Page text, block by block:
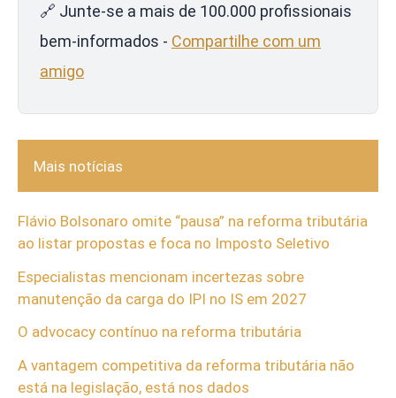
🔗 Junte-se a mais de 100.000 profissionais
bem-informados - Compartilhe com um
amigo
Mais notícias
Flávio Bolsonaro omite “pausa” na reforma tributária
ao listar propostas e foca no Imposto Seletivo
Especialistas mencionam incertezas sobre
manutenção da carga do IPI no IS em 2027
O advocacy contínuo na reforma tributária
A vantagem competitiva da reforma tributária não
está na legislação, está nos dados